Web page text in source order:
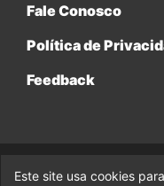
Fale Conosco
Política de
Feedback
© 2017-2026 Legado
Este site usa cookies